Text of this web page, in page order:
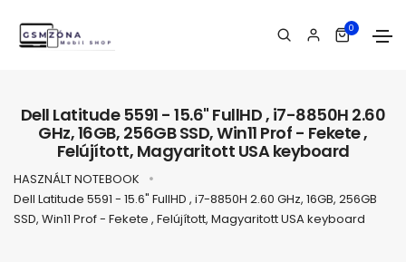
0
Dell Latitude 5591 - 15.6" FullHD , i7-8850H 2.60
GHz, 16GB, 256GB SSD, Win11 Prof - Fekete ,
Felújított, Magyaritott USA keyboard
HASZNÁLT NOTEBOOK
Dell Latitude 5591 - 15.6" FullHD , i7-8850H 2.60 GHz, 16GB, 256GB
SSD, Win11 Prof - Fekete , Felújított, Magyaritott USA keyboard